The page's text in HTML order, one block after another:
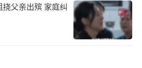
父亲出殡 家庭纠